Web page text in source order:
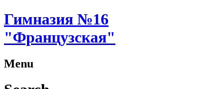
Гимназия №16
"Французская"
Menu